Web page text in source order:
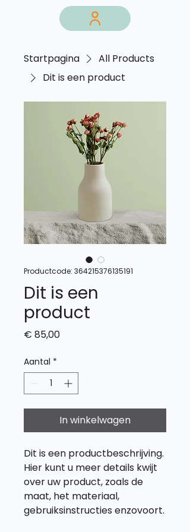
Startpagina
All Products
Dit is een product
Productcode: 364215376135191
Dit is een
product
€ 85,00Prijs
Aantal *
In winkelwagen
Dit is een productbeschrijving.
Hier kunt u meer details kwijt
over uw product, zoals de
maat, het materiaal,
gebruiksinstructies enzovoort.